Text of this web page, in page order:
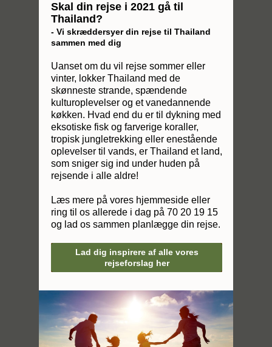
Skal din rejse i 2021 gå til
Thailand?
- Vi skræddersyer din rejse til Thailand
sammen med dig
Uanset om du vil rejse sommer eller
vinter, lokker Thailand med de
skønneste strande, spændende
kulturoplevelser og et vanedannende
køkken. Hvad end du er til dykning med
eksotiske fisk og farverige koraller,
tropisk jungletrekking eller enestående
oplevelser til vands, er Thailand et land,
som sniger sig ind under huden på
rejsende i alle aldre!
Læs mere på vores hjemmeside eller
ring til os allerede i dag på 70 20 19 15
og lad os sammen planlægge din rejse.
Lad dig inspirere af alle vores
rejseforslag her